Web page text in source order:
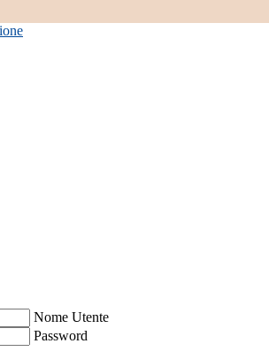
Nome Utente
Password